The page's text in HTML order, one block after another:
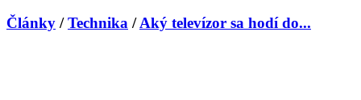
Články /Technika /Aký televízor sa hodí do...